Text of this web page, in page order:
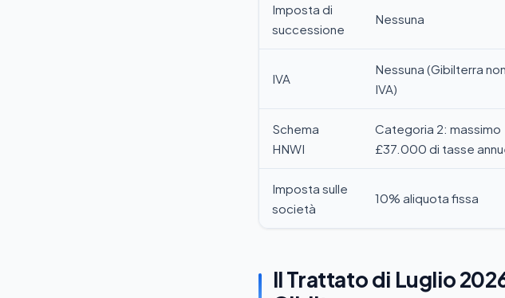
Imposta di
successione
Nessuna
IVA
Nessuna (Gibilterra
IVA)
Schema
HNWI
Categoria 2: massimo
£37.000 di tasse
Imposta sulle
società
10% aliquota fissa
Il Trattato di Luglio